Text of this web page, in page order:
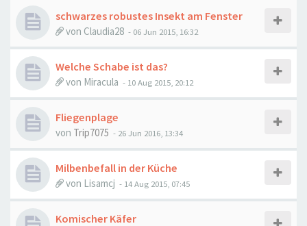
schwarzes robustes Insekt am Fenster
von Claudia28 - 06 Jun 2015, 16:32
Welche Schabe ist das?
von Miracula - 10 Aug 2015, 20:12
Fliegenplage
von Trip7075 - 26 Jun 2016, 13:34
Milbenbefall in der Küche
von Lisamcj - 14 Aug 2015, 07:45
Komischer Käfer